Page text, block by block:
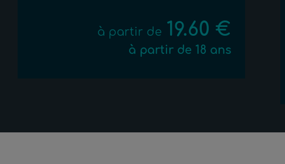
à partir de 19.60 €
à partir de 18 ans